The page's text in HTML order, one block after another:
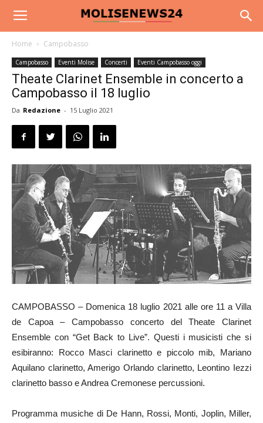
Home Campobasso
Campobasso Eventi Molise Concerti Eventi Campobasso oggi
Theate Clarinet Ensemble in concerto a
Campobasso il 18 luglio
Da Redazione - 15 Luglio 2021
CAMPOBASSO – Domenica 18 luglio 2021 alle ore 11 a Villa
de Capoa – Campobasso concerto del Theate Clarinet
Ensemble con “Get Back to Live”. Questi i musicisti che si
esibiranno: Rocco Masci clarinetto e piccolo mib, Mariano
Aquilano clarinetto, Amerigo Orlando clarinetto, Leontino Iezzi
clarinetto basso e Andrea Cremonese percussioni.
Programma musiche di De Hann, Rossi, Monti, Joplin, Miller,